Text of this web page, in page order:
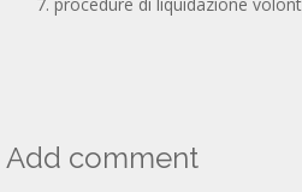
Add comment